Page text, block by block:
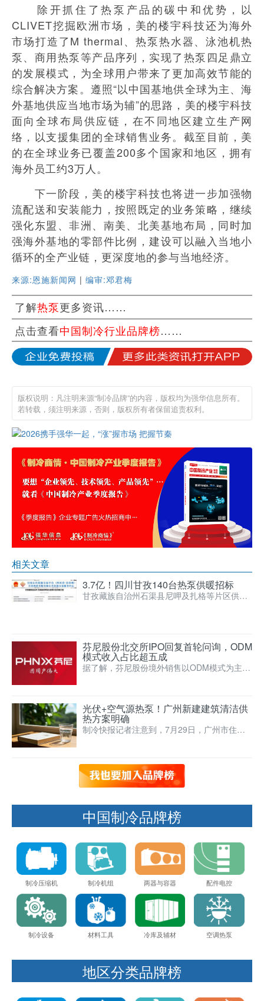
除开抓住了热泵产品的碳中和优势，以
CLIVET挖掘欧洲市场，美的楼宇科技还为海外
市场打造了M thermal、热泵热水器、泳池机热
泵、商用热泵等产品序列，实现了热泵四足鼎立
的发展模式，为全球用户带来了更加高效节能的
综合解决方案。遵照“以中国基地供全球为主、海
外基地供应当地市场为辅”的思路，美的楼宇科技
面向全球布局供应链，在不同地区建立生产网
络，以支援集团的全球销售业务。截至目前，美
的在全球业务已覆盖200多个国家和地区，拥有
海外员工约3万人。
下一阶段，美的楼宇科技也将进一步加强物
流配送和安装能力，按照既定的业务策略，继续
强化东盟、非洲、南美、北美基地布局，同时加
强海外基地的零部件比例，建设可以融入当地小
循环的全产业链，更深度地的参与当地经济。
来源:恩施新闻网 | 编审:邓君梅
了解热泵更多资讯……
点击查看中国制冷行业品牌榜……
版权说明：凡注明来源“制冷品牌”的内容，版权均为强华信息所有。
若转载，须注明来源，否则，版权所有者保留追责权利。
相关文章
3.7亿！四川甘孜140台热泵供暖招标
甘孜藏族自治州石渠县尼呷及扎格等片区供暖
芬尼股份北交所IPO回复首轮问询，ODM
模式收入占比超五成
据了解，芬尼股份境外销售以ODM模式为主，
光伏+空气源热泵！广州新建建筑清洁供
热方案明确
制冷快报记者注意到，7月29日，广州市住建
中国制冷品牌榜
制冷压缩机 制冷机组 两器与容器 配件电控
制冷设备 材料工具 冷库及辅材 空调热泵
地区分类品牌榜